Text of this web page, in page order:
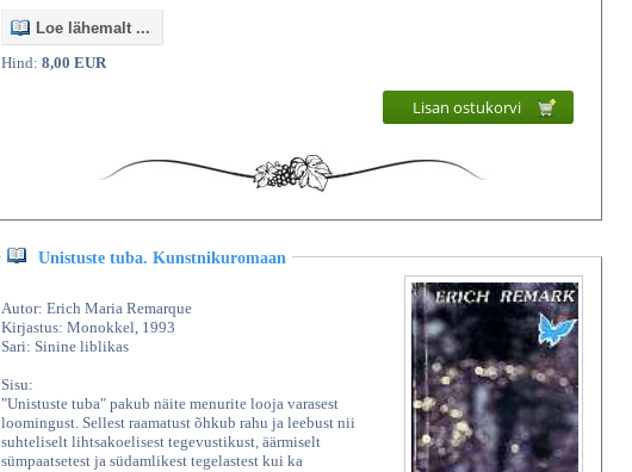
Loe lähemalt ...
Hind: 8,00 EUR
Lisan ostukorvi
Unistuste tuba. Kunstnikuromaan
Autor: Erich Maria Remarque
Kirjastus: Monokkel, 1993
Sari: Sinine liblikas
Sisu:
"Unistuste tuba" pakub näite menurite looja varasest
loomingust. Sellest raamatust õhkub rahu ja leebust nii
suhteliselt lihtsakoelisest tegevustikust, äärmiselt
sümpaatsetest ja südamlikest tegelastest kui ka